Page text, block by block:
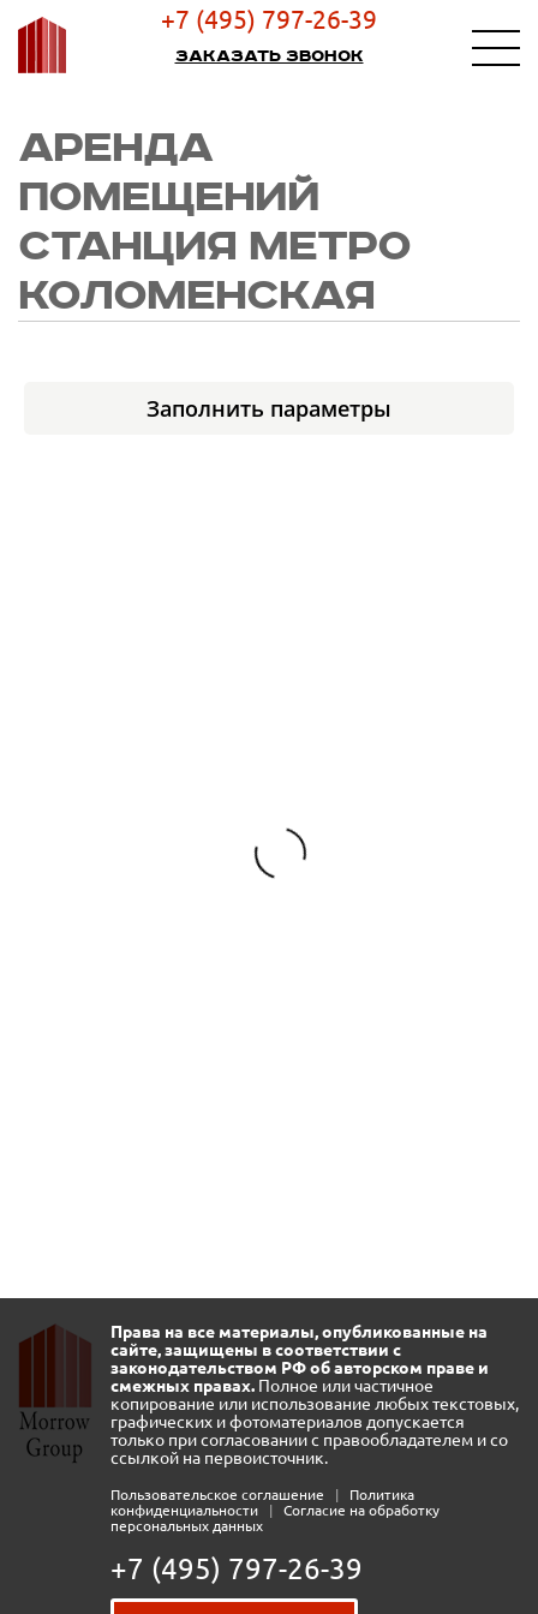
+7 (495) 797-26-39
Заказать звонок
АРЕНДА
ПОМЕЩЕНИЙ
СТАНЦИЯ МЕТРО
КОЛОМЕНСКАЯ
Заполнить параметры
Права на все материалы, опубликованные на
сайте, защищены в соответствии с
законодательством РФ об авторском праве и
смежных правах. Полное или частичное
копирование или использование любых текстовых,
графических и фотоматериалов допускается
только при согласовании с правообладателем и со
ссылкой на первоисточник.
Пользовательское соглашение |
Политика
конфиденциальности
|
Согласие на обработку
персональных данных
+7 (495) 797-26-39